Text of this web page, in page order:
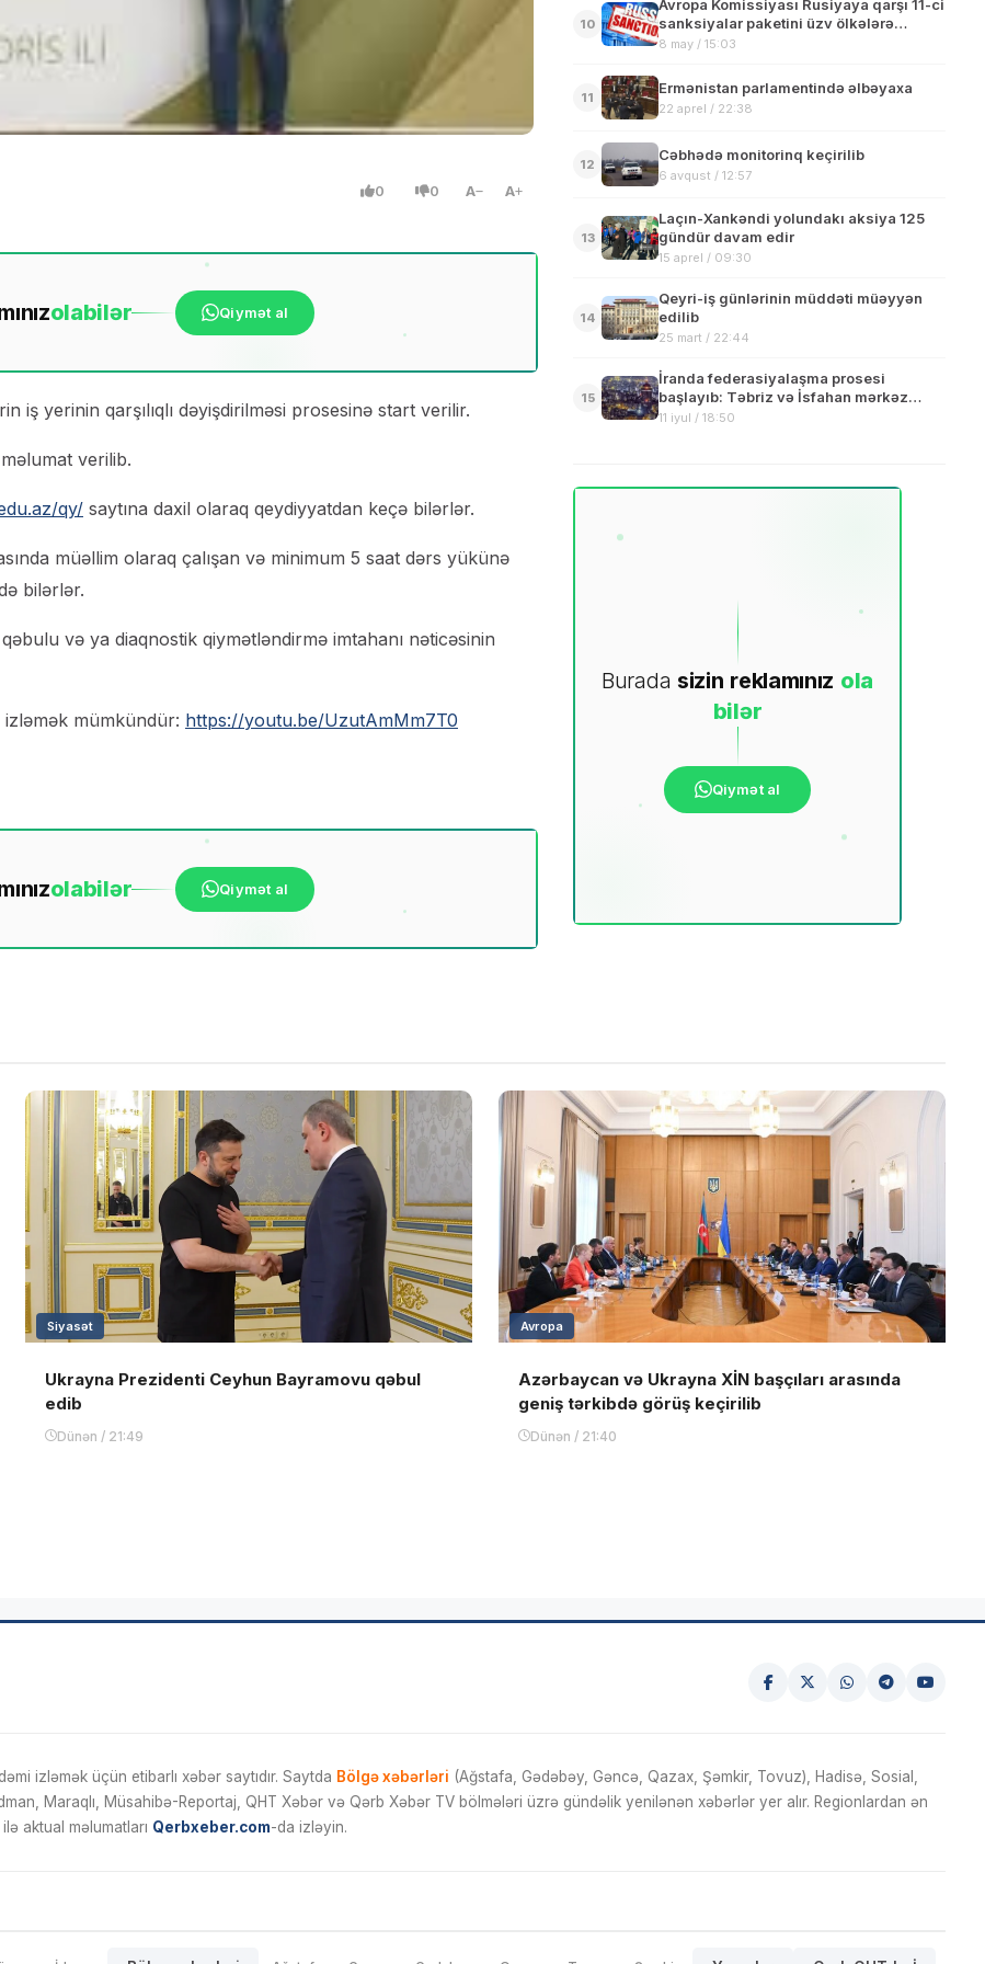
0 0 A A
olabilər Qiymət al
iş yerinin qarşılıqlı dəyişdirilməsi prosesinə start verilir.
verilib.
qy/ saytına daxil olaraq qeydiyyatdan keçə bilərlər.
müəllim olaraq çalışan və minimum 5 saat dərs yükünə
bilərlər.
və ya diaqnostik qiymətləndirmə imtahanı nəticəsinin
izləmək mümkündür: https://youtu.be/UzutAmMm7T0
olabilər Qiymət al
10
Avropa Komissiyası Rusiyaya qarşı 11-ci
sanksiyalar paketini üzv ölkələrə
təqdim edib
8 may / 15:03
11
Ermənistan parlamentində əlbəyaxa
22 aprel / 22:38
12
Cəbhədə monitorinq keçirilib
6 avqust / 12:57
13
Laçın-Xankəndi yolundakı aksiya 125
gündür davam edir
15 aprel / 09:30
14
Qeyri-iş günlərinin müddəti müəyyən
edilib
25 mart / 22:44
15
İranda federasiyalaşma prosesi
başlayıb: Təbriz və İsfahan mərkəz
olacaq-İDDİA
11 iyul / 18:50
Burada sizin reklamınız ola
bilər
Qiymət al
Siyasət
Ukrayna Prezidenti Ceyhun Bayramovu qəbul
edib
Dünən / 21:49
Avropa
Azərbaycan və Ukrayna XİN başçıları arasında
geniş tərkibdə görüş keçirilib
Dünən / 21:40
izləmək üçün etibarlı xəbər saytıdır. Saytda Bölgə xəbərləri (Ağstafa, Gədəbəy, Gəncə, Qazax, Şəmkir, Tovuz), Hadisə, Sosial,
Maraqlı, Müsahibə-Reportaj, QHT Xəbər və Qərb Xəbər TV bölmələri üzrə gündəlik yenilənən xəbərlər yer alır. Regionlardan ən
aktual məlumatları Qerbxeber.com-da izləyin.